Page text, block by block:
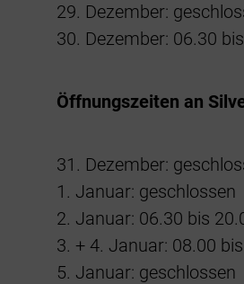
29. Dezember:
30. Dezember: 06.30
Öffnungszeiten an
31. Dezember:
1. Januar: geschlossen
2. Januar: 06.30 bis
3. + 4. Januar: 08.00
5. Januar: geschlossen